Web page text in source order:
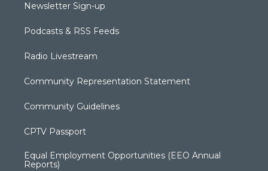
Newsletter Sign-up
Podcasts & RSS Feeds
Radio Livestream
Community Representation Statement
Community Guidelines
CPTV Passport
Equal Employment Opportunities (EEO Annual
Reports)